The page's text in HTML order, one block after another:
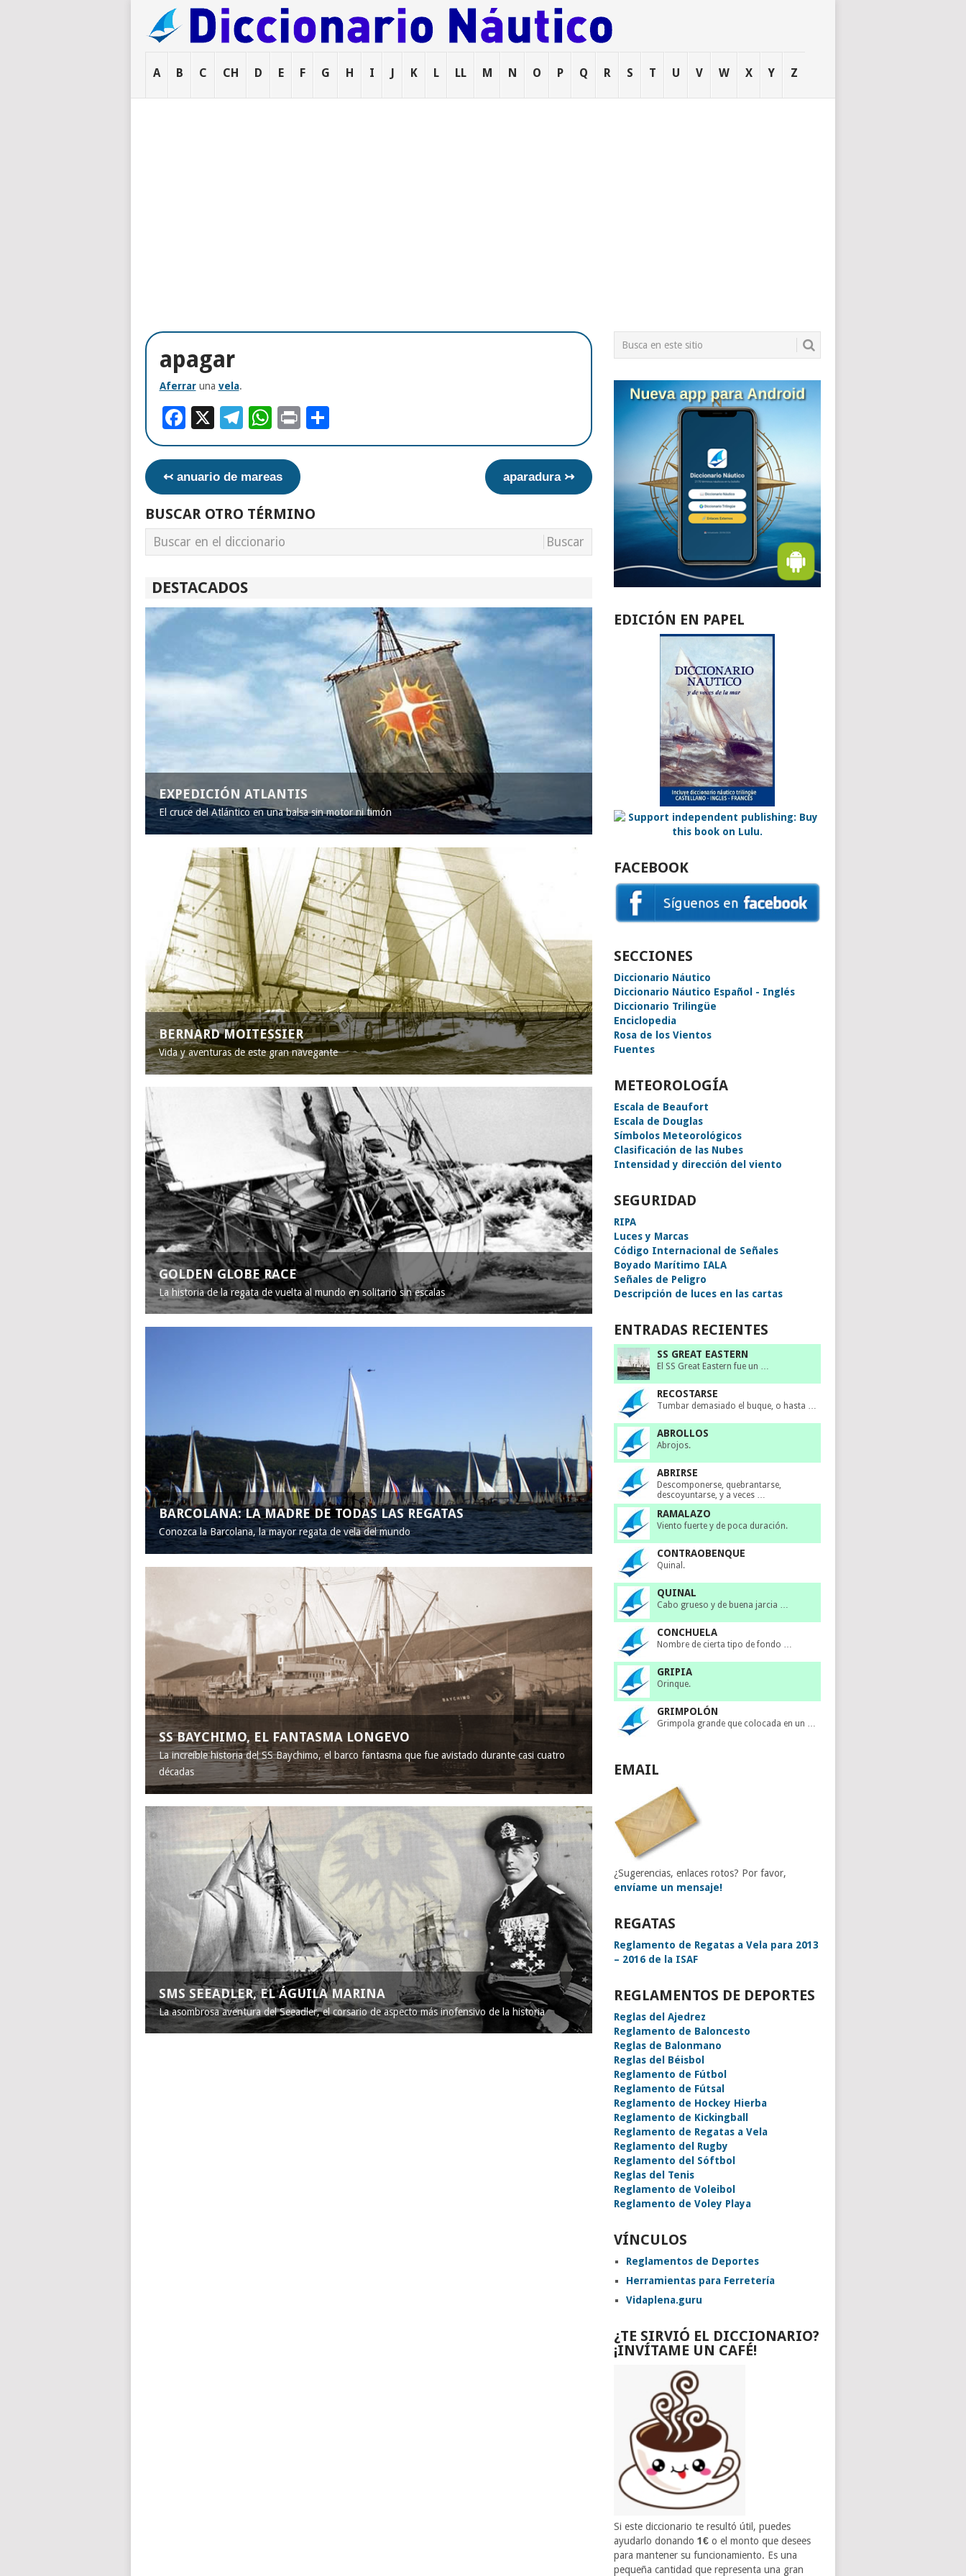
A B C CH D E F G H I J K L LL M N O P Q R S T U V W X Y Z
apagar
Aferraruna vela.
Facebook
X Telegram
WhatsApp
PrintCompartir
↢ anuario de mareas aparadura ↣
BUSCAR OTRO TÉRMINO
DESTACADOS
EXPEDICIÓN ATLANTIS
El cruce del Atlántico en una balsa sin motor ni timón
BERNARD MOITESSIER
Vida y aventuras de este gran navegante
GOLDEN GLOBE RACE
La historia de la regata de vuelta al mundo en solitario sin escalas
BARCOLANA: LA MADRE DE TODAS LAS REGATAS
Conozca la Barcolana, la mayor regata de vela del mundo
SS BAYCHIMO, EL FANTASMA LONGEVO
La increíble historia del SS Baychimo, el barco fantasma que fue avistado durante casi cuatro
décadas
SMS SEEADLER, EL ÁGUILA MARINA
La asombrosa aventura del Seeadler, el corsario de aspecto más inofensivo de la historia
EDICIÓN EN PAPEL
FACEBOOK
SECCIONES
Diccionario Náutico
Diccionario Náutico Español - Inglés
Diccionario Trilingüe
Enciclopedia
Rosa de los Vientos
Fuentes
METEOROLOGÍA
Escala de Beaufort
Escala de Douglas
Símbolos Meteorológicos
Clasificación de las Nubes
Intensidad y dirección del viento
SEGURIDAD
RIPA
Luces y Marcas
Código Internacional de Señales
Boyado Marítimo IALA
Señales de Peligro
Descripción de luces en las cartas
ENTRADAS RECIENTES
SS GREAT EASTERN
El SS Great Eastern fue un …
RECOSTARSE
Tumbar demasiado el buque, o hasta …
ABROLLOS
Abrojos.
ABRIRSE
Descomponerse, quebrantarse,
descoyuntarse, y a veces …
RAMALAZO
Viento fuerte y de poca duración.
CONTRAOBENQUE
Quinal.
QUINAL
Cabo grueso y de buena jarcia …
CONCHUELA
Nombre de cierta tipo de fondo …
GRIPIA
Orinque.
GRIMPOLÓN
Grimpola grande que colocada en un …
EMAIL
¿Sugerencias, enlaces rotos? Por favor,
envíame un mensaje!
REGATAS
Reglamento de Regatas a Vela para 2013
– 2016 de la ISAF
REGLAMENTOS DE DEPORTES
Reglas del Ajedrez
Reglamento de Baloncesto
Reglas de Balonmano
Reglas del Béisbol
Reglamento de Fútbol
Reglamento de Fútsal
Reglamento de Hockey Hierba
Reglamento de Kickingball
Reglamento de Regatas a Vela
Reglamento del Rugby
Reglamento del Sóftbol
Reglas del Tenis
Reglamento de Voleibol
Reglamento de Voley Playa
VÍNCULOS
Reglamentos de Deportes
Herramientas para Ferretería
Vidaplena.guru
¿TE SIRVIÓ EL DICCIONARIO?
¡INVÍTAME UN CAFÉ!
Si este diccionario te resultó útil, puedes
ayudarlo donando1€ o el monto que desees
para mantener su funcionamiento. Es una
pequeña cantidad que representa una gran